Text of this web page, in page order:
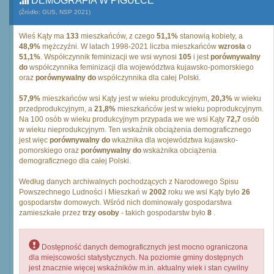
(Źródło: GUS, NSP 2021)
Wieś Kąty ma 133 mieszkańców, z czego 51,1% stanowią kobiety, a
48,9% mężczyźni. W latach 1998-2021 liczba mieszkańców wzrosła o
51,1%. Współczynnik feminizacji we wsi wynosi 105 i jestporównywalny
do współczynnika feminizacji dla województwa kujawsko-pomorskiego
oraz porównywalny do współczynnika dla całej Polski.
57,9% mieszkańców wsi Kąty jest w wieku produkcyjnym, 20,3% w wieku
przedprodukcyjnym, a 21,8% mieszkańców jest w wieku poprodukcyjnym.
Na 100 osób w wieku produkcyjnym przypada we we wsi Kąty 72,7 osób
w wieku nieprodukcyjnym. Ten wskaźnik obciążenia demograficznego
jest więc porównywalny do wkażnika dla województwa kujawsko-
pomorskiego oraz porównywalny do wskażnika obciążenia
demograficznego dla całej Polski.
Według danych archiwalnych pochodzących z Narodowego Spisu
Powszechnego Ludności i Mieszkań w 2002 roku we wsi Kąty było 26
gospodarstw domowych. Wśród nich dominowały gospodarstwa
zamieszkałe przez trzy osoby - takich gospodarstw było 8 .
Dostępność danych demograficznych jest mocno ograniczona
dla miejscowości statystycznych. Na poziomie gminy dostępnych
jest znacznie więcej wskaźników m.in. aktualny wiek i stan cywilny